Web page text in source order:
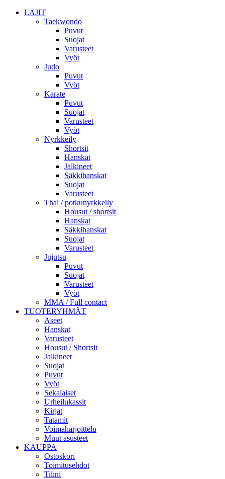
LAJIT
Taekwondo
Puvut
Suojat
Varusteet
Vyöt
Judo
Puvut
Vyöt
Karate
Puvut
Suojat
Varusteet
Vyöt
Nyrkkeily
Shortsit
Hanskat
Jalkineet
Säkkihanskat
Suojat
Varusteet
Thai / potkunyrkkeily
Housut / shortsit
Hanskat
Säkkihanskat
Suojat
Varusteet
Jujutsu
Puvut
Suojat
Varusteet
Vyöt
MMA / Full contact
TUOTERYHMÄT
Aseet
Hanskat
Varusteet
Housut / Shortsit
Jalkineet
Suojat
Puvut
Vyöt
Sekalaiset
Urheilukassit
Kirjat
Tatamit
Voimaharjoittelu
Muut asusteet
KAUPPA
Ostoskori
Toimitusehdot
Tilini